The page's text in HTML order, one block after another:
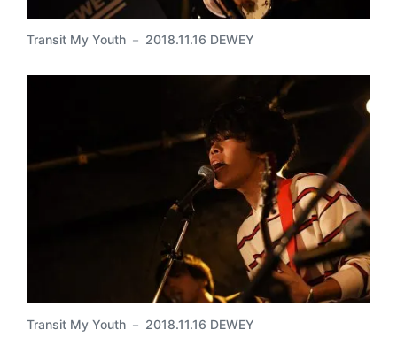
Transit My Youth － 2018.11.16 DEWEY
Transit My Youth － 2018.11.16 DEWEY